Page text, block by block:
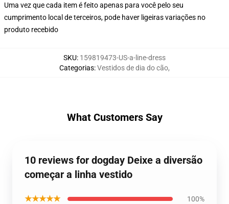
Uma vez que cada item é feito apenas para você pelo seu
cumprimento local de terceiros, pode haver ligeiras variações no
produto recebido
SKU: 159819473-US-a-line-dress
Categorias:Vestidos de dia do cão,
What Customers Say
10 reviews for dogday Deixe a diversão
começar a linha vestido
★★★★★ 100%